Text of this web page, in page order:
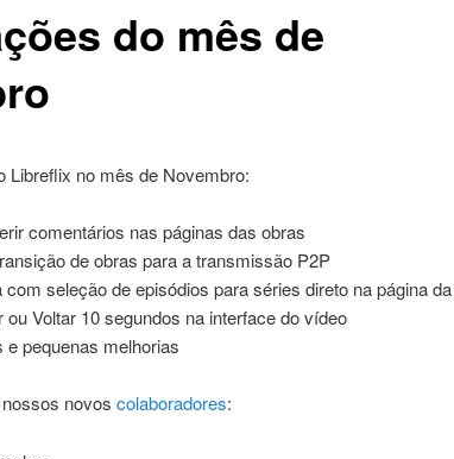
do mês de
Libreflix no mês de Novembro:
comentários nas páginas das obras
de obras para a transmissão P2P
seleção de episódios para séries direto na página
Voltar 10 segundos na interface do vídeo
pequenas melhorias
novos colaboradores: